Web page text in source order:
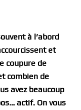
à l’abord
et
coupure de
combien de
avez beaucoup
actif. On vous